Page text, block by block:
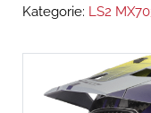
Kategorie: LS2